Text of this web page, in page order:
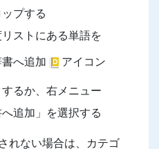
プする
ストにある単語を
へ追加
アイコン
るか、右メニュー
追加」を選択する
れない場合は、カテゴ